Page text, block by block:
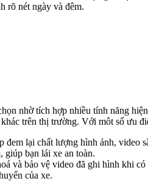
rõ nét ngày và đêm.
nhờ tích hợp nhiều tính năng
trên thị trường. Với môt số ưu
lại chất lượng hình ảnh, video
giúp bạn lái xe an toàn.
và bảo vệ video đã ghi hình khi
của xe.